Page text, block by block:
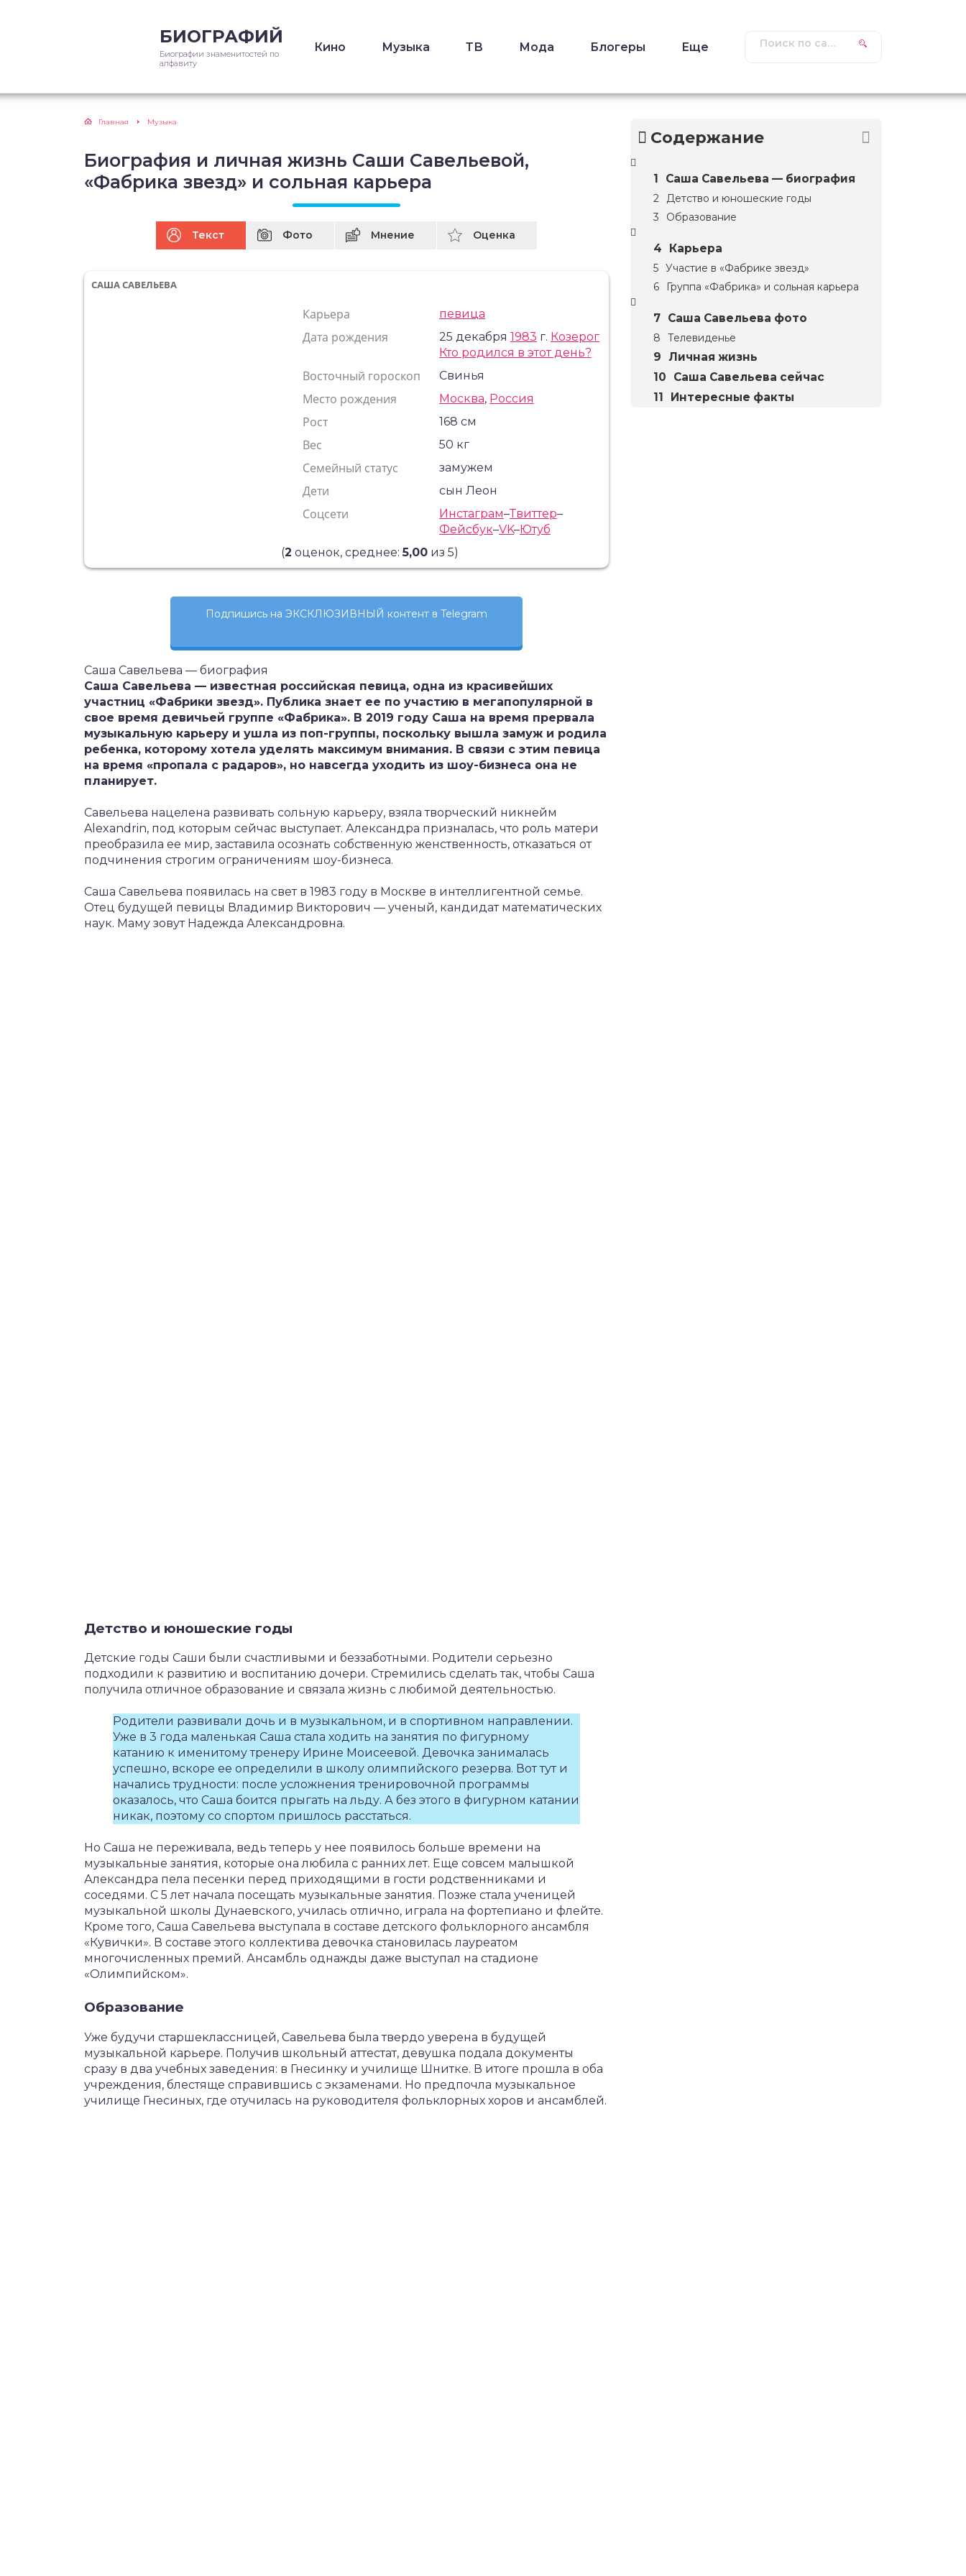
БИОГРАФИЙ
Биографии знаменитостей по
алфавиту
Кино Музыка ТВ Мода Блогеры Еще
Главная Музыка
Биография и личная жизнь Саши Савельевой,
«Фабрика звезд» и сольная карьера
Текст Фото Мнение Оценка
САША САВЕЛЬЕВА
Карьера певица
Дата рождения 25 декабря1983 г. Козерог
Кто родился в этот день?
Восточный гороскоп Свинья
Место рождения Москва, Россия
Рост 168 см
Вес 50 кг
Семейный статус замужем
Дети сын Леон
Соцсети Инстаграм–Твиттер–
Фейсбук–VK–Ютуб
(2 оценок, среднее:5,00из 5)
Подпишись на ЭКСКЛЮЗИВНЫЙ контент в Telegram
Саша Савельева — биография
Саша Савельева — известная российская певица, одна из красивейших
участниц «Фабрики звезд». Публика знает ее по участию в мегапопулярной в
свое время девичьей группе «Фабрика». В 2019 году Саша на время прервала
музыкальную карьеру и ушла из поп-группы, поскольку вышла замуж и родила
ребенка, которому хотела уделять максимум внимания. В связи с этим певица
на время «пропала с радаров», но навсегда уходить из шоу-бизнеса она не
планирует.
Савельева нацелена развивать сольную карьеру, взяла творческий никнейм
Alexandrin, под которым сейчас выступает. Александра призналась, что роль матери
преобразила ее мир, заставила осознать собственную женственность, отказаться от
подчинения строгим ограничениям шоу-бизнеса.
Саша Савельева появилась на свет в 1983 году в Москве в интеллигентной семье.
Отец будущей певицы Владимир Викторович — ученый, кандидат математических
наук. Маму зовут Надежда Александровна.
Детство и юношеские годы
Детские годы Саши были счастливыми и беззаботными. Родители серьезно
подходили к развитию и воспитанию дочери. Стремились сделать так, чтобы Саша
получила отличное образование и связала жизнь с любимой деятельностью.
Родители развивали дочь и в музыкальном, и в спортивном направлении.
Уже в 3 года маленькая Саша стала ходить на занятия по фигурному
катанию к именитому тренеру Ирине Моисеевой. Девочка занималась
успешно, вскоре ее определили в школу олимпийского резерва. Вот тут и
начались трудности: после усложнения тренировочной программы
оказалось, что Саша боится прыгать на льду. А без этого в фигурном катании
никак, поэтому со спортом пришлось расстаться.
Но Саша не переживала, ведь теперь у нее появилось больше времени на
музыкальные занятия, которые она любила с ранних лет. Еще совсем малышкой
Александра пела песенки перед приходящими в гости родственниками и
соседями. С 5 лет начала посещать музыкальные занятия. Позже стала ученицей
музыкальной школы Дунаевского, училась отлично, играла на фортепиано и флейте.
Кроме того, Саша Савельева выступала в составе детского фольклорного ансамбля
«Кувички». В составе этого коллектива девочка становилась лауреатом
многочисленных премий. Ансамбль однажды даже выступал на стадионе
«Олимпийском».
Образование
Уже будучи старшеклассницей, Савельева была твердо уверена в будущей
музыкальной карьере. Получив школьный аттестат, девушка подала документы
сразу в два учебных заведения: в Гнесинку и училище Шнитке. В итоге прошла в оба
учреждения, блестяще справившись с экзаменами. Но предпочла музыкальное
училище Гнесиных, где отучилась на руководителя фольклорных хоров и ансамблей.
Содержание
Саша Савельева — биография
Детство и юношеские годы
Образование
Карьера
Участие в «Фабрике звезд»
Группа «Фабрика» и сольная карьера
Саша Савельева фото
Телевиденье
Личная жизнь
Саша Савельева сейчас
Интересные факты